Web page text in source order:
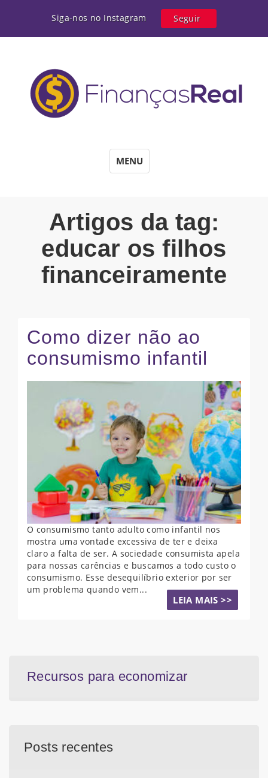
Siga-nos no Instagram Seguir
MENU
Artigos da tag:
educar os filhos
financeiramente
Como dizer não ao
consumismo infantil
O consumismo tanto adulto como infantil nos
mostra uma vontade excessiva de ter e deixa
claro a falta de ser. A sociedade consumista apela
para nossas carências e buscamos a todo custo o
consumismo. Esse desequilíbrio exterior por ser
um problema quando vem...
LEIA MAIS >>
Recursos para economizar
Posts recentes